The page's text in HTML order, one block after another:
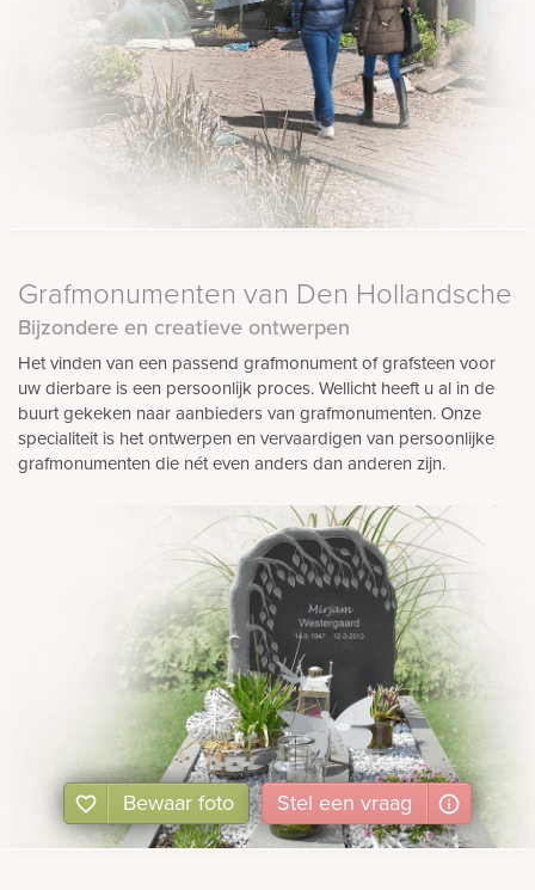
Grafmonumenten van Den Hollandsche
Bijzondere en creatieve ontwerpen
Het vinden van een passend grafmonument of grafsteen voor
uw dierbare is een persoonlijk proces. Wellicht heeft u al in de
buurt gekeken naar aanbieders van grafmonumenten. Onze
specialiteit is het ontwerpen en vervaardigen van persoonlijke
grafmonumenten die nét even anders dan anderen zijn.
Bewaar foto Stel een vraag